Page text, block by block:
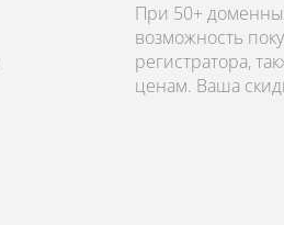
При 50+
возможность
регистратора,
ценам. Ваша